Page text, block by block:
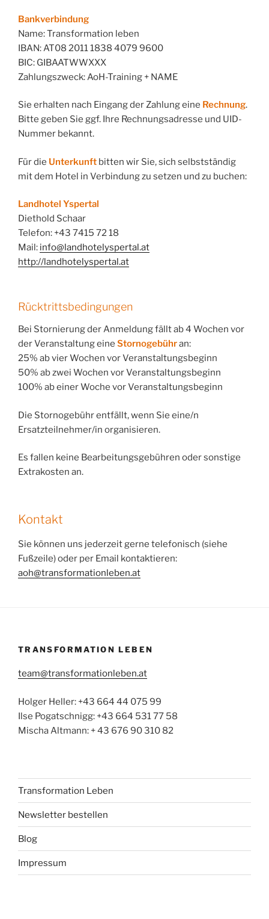
Bankverbindung
Name: Transformation leben
IBAN: AT08 2011 1838 4079 9600
BIC: GIBAATWWXXX
Zahlungszweck: AoH-Training + NAME
Sie erhalten nach Eingang der Zahlung eine Rechnung.
Bitte geben Sie ggf. Ihre Rechnungsadresse und UID-
Nummer bekannt.
Für die Unterkunft bitten wir Sie, sich selbstständig
mit dem Hotel in Verbindung zu setzen und zu buchen:
Landhotel Yspertal
Diethold Schaar
Telefon: +43 7415 72 18
Mail: info@landhotelyspertal.at
http://landhotelyspertal.at
Rücktrittsbedingungen
Bei Stornierung der Anmeldung fällt ab 4 Wochen vor
der Veranstaltung eine Stornogebühran:
25% ab vier Wochen vor Veranstaltungsbeginn
50% ab zwei Wochen vor Veranstaltungsbeginn
100% ab einer Woche vor Veranstaltungsbeginn
Die Stornogebühr entfällt, wenn Sie eine/n
Ersatzteilnehmer/in organisieren.
Es fallen keine Bearbeitungsgebühren oder sonstige
Extrakosten an.
Kontakt
Sie können uns jederzeit gerne telefonisch (siehe
Fußzeile) oder per Email kontaktieren:
aoh@transformationleben.at
TRANSFORMATION LEBEN
team@transformationleben.at
Holger Heller: +43 664 44 075 99
Ilse Pogatschnigg: +43 664 531 77 58
Mischa Altmann: + 43 676 90 310 82
Transformation Leben
Newsletter bestellen
Blog
Impressum